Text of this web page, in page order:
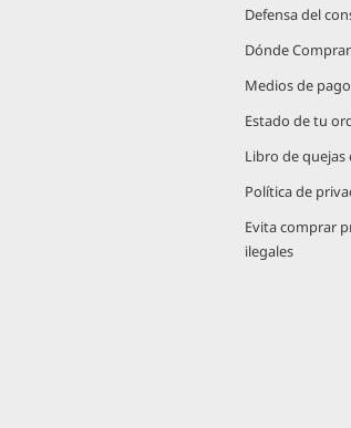
Defensa del
Dónde Comprar
Medios de pago
Estado de tu
Libro de quejas
Política de
Evita comprar
ilegales